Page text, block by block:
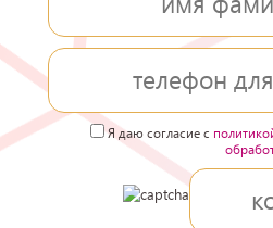
Я даю согласие с